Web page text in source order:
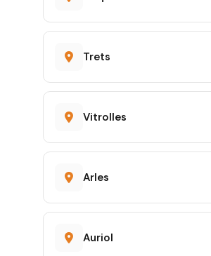
Trets
Vitrolles
Arles
Auriol